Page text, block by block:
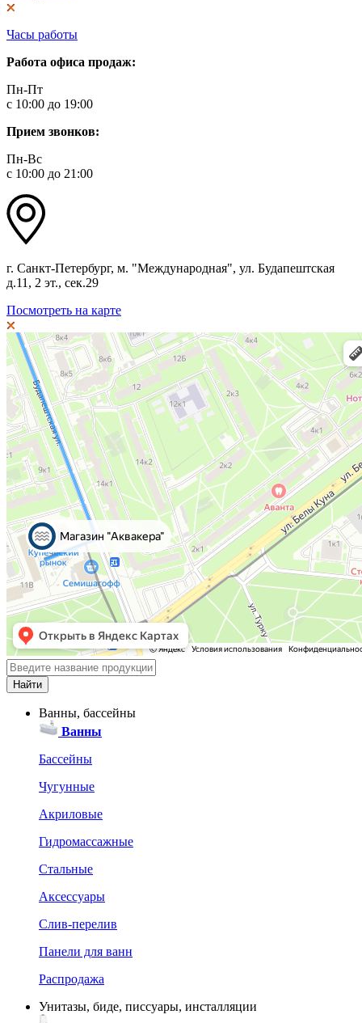
Часы работы
Работа офиса продаж:
Пн-Пт
с 10:00 до 19:00
Прием звонков:
Пн-Вс
с 10:00 до 21:00
г. Санкт-Петербург, м. "Международная", ул. Будапештская
д.11, 2 эт., сек.29
Посмотреть на карте
Ванны, бассейны
Ванны
Бассейны
Чугунные
Акриловые
Гидромассажные
Стальные
Аксессуары
Слив-перелив
Панели для ванн
Распродажа
Унитазы, биде, писсуары, инсталляции